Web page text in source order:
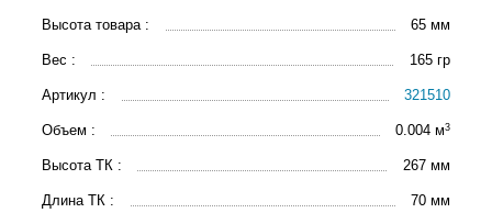
Высота товара : 65 мм
Вес : 165 гр
Артикул : 321510
Объем : 0.004 м3
Высота ТК : 267 мм
Длина ТК : 70 мм